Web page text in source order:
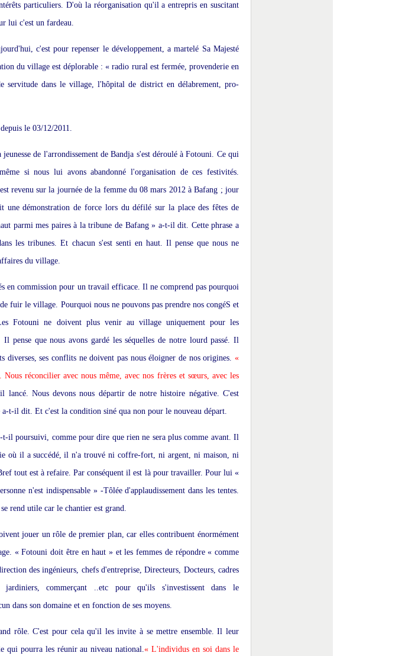
particuliers. D'où la réorganisation qu'il a entrepris en suscitant
lui c'est un fardeau.
c'est pour repenser le développement, a martelé Sa Majesté
du village est déplorable : « radio rural est fermée, provenderie en
servitude dans le village, l'hôpital de district en délabrement, pro-
le 03/12/2011.
de l'arrondissement de Bandja s'est déroulé à Fotouni. Ce qui
si nous lui avons abandonné l'organisation de ces festivités.
revenu sur la journée de la femme du 08 mars 2012 à Bafang ; jour
une démonstration de force lors du défilé sur la place des fêtes de
parmi mes paires à la tribune de Bafang » a-t-il dit. Cette phrase a
les tribunes. Et chacun s'est senti en haut. Il pense que nous ne
du village.
en commission pour un travail efficace. Il ne comprend pas pourquoi
fuir le village. Pourquoi nous ne pouvons pas prendre nos congéS et
Fotouni ne doivent plus venir au village uniquement pour les
Il pense que nous avons gardé les séquelles de notre lourd passé. Il
diverses, ses conflits ne doivent pas nous éloigner de nos origines. «
réconcilier avec nous même, avec nos frères et sœurs, avec les
lancé. Nous devons nous départir de notre histoire négative. C'est
t-il dit. Et c'est la condition siné qua non pour le nouveau départ.
t-il poursuivi, comme pour dire que rien ne sera plus comme avant. Il
où il a succédé, il n'a trouvé ni coffre-fort, ni argent, ni maison, ni
tout est à refaire. Par conséquent il est là pour travailler. Pour lui «
n'est indispensable » -Tôlée d'applaudissement dans les tentes.
rend utile car le chantier est grand.
jouer un rôle de premier plan, car elles contribuent énormément
« Fotouni doit être en haut » et les femmes de répondre « comme
des ingénieurs, chefs d'entreprise, Directeurs, Docteurs, cadres
jardiniers, commerçant ..etc pour qu'ils s'investissent dans le
dans son domaine et en fonction de ses moyens.
rôle. C'est pour cela qu'il les invite à se mettre ensemble. Il leur
qui pourra les réunir au niveau national.« L'individus en soi dans le